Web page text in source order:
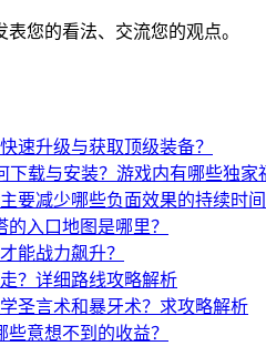
您的看法、交流您的观点。
速升级与获取顶级装备？
下载与安装？游戏内有哪些独家
要减少哪些负面效果的持续时间
入口地图是哪里？
能战力飙升？
？详细路线攻略解析
圣言术和暴牙术？求攻略解析
意想不到的收益？